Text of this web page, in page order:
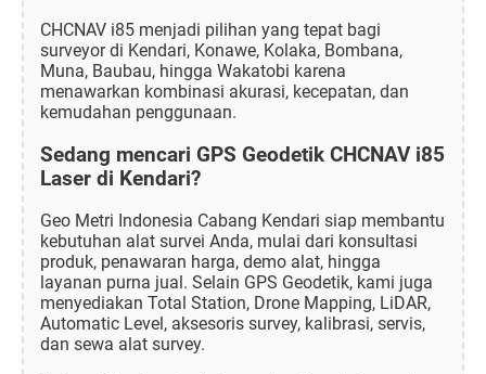
CHCNAV i85 menjadi pilihan yang tepat bagi
surveyor di Kendari, Konawe, Kolaka, Bombana,
Muna, Baubau, hingga Wakatobi karena
menawarkan kombinasi akurasi, kecepatan, dan
kemudahan penggunaan.
Sedang mencari GPS Geodetik CHCNAV i85
Laser di Kendari?
Geo Metri Indonesia Cabang Kendari siap membantu
kebutuhan alat survei Anda, mulai dari konsultasi
produk, penawaran harga, demo alat, hingga
layanan purna jual. Selain GPS Geodetik, kami juga
menyediakan Total Station, Drone Mapping, LiDAR,
Automatic Level, aksesoris survey, kalibrasi, servis,
dan sewa alat survey.